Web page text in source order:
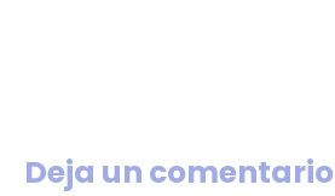
Deja un comentario